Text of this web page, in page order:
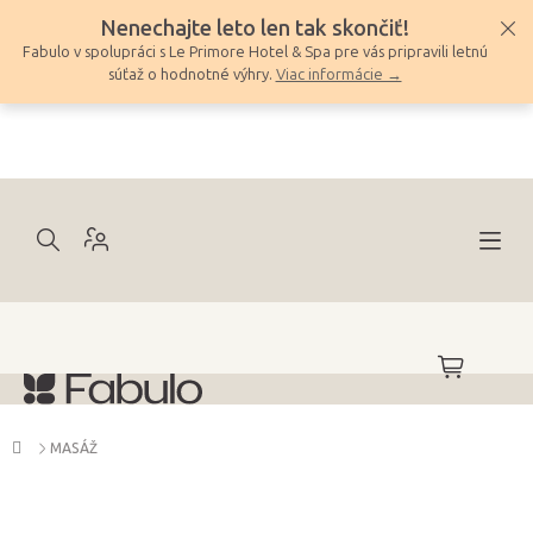
obsah
Nenechajte leto len tak skončiť!
Fabulo v spolupráci s Le Primore Hotel & Spa pre vás pripravili letnú
súťaž o hodnotné výhry. Viac informácie →
NÁKUPNÝ
KOŠÍK
Domov
MASÁŽ